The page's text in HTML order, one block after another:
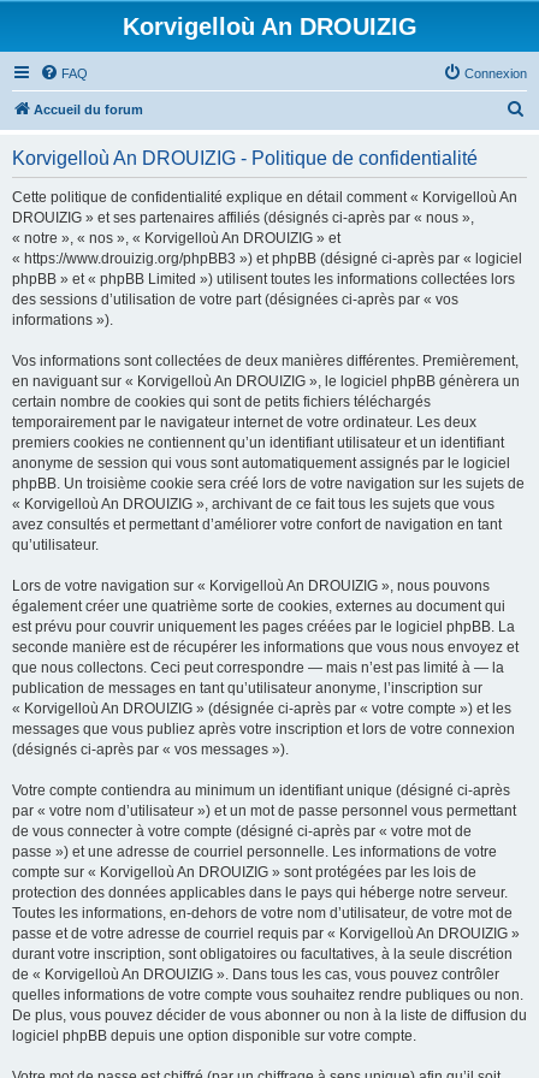
Korvigelloù An DROUIZIG
FAQ Connexion
Accueil du forum
Korvigelloù An DROUIZIG - Politique de confidentialité
Cette politique de confidentialité explique en détail comment « Korvigelloù An
DROUIZIG » et ses partenaires affiliés (désignés ci-après par « nous »,
« notre », « nos », « Korvigelloù An DROUIZIG » et
« https://www.drouizig.org/phpBB3 ») et phpBB (désigné ci-après par « logiciel
phpBB » et « phpBB Limited ») utilisent toutes les informations collectées lors
des sessions d’utilisation de votre part (désignées ci-après par « vos
informations »).
Vos informations sont collectées de deux manières différentes. Premièrement,
en naviguant sur « Korvigelloù An DROUIZIG », le logiciel phpBB génèrera un
certain nombre de cookies qui sont de petits fichiers téléchargés
temporairement par le navigateur internet de votre ordinateur. Les deux
premiers cookies ne contiennent qu’un identifiant utilisateur et un identifiant
anonyme de session qui vous sont automatiquement assignés par le logiciel
phpBB. Un troisième cookie sera créé lors de votre navigation sur les sujets de
« Korvigelloù An DROUIZIG », archivant de ce fait tous les sujets que vous
avez consultés et permettant d’améliorer votre confort de navigation en tant
qu’utilisateur.
Lors de votre navigation sur « Korvigelloù An DROUIZIG », nous pouvons
également créer une quatrième sorte de cookies, externes au document qui
est prévu pour couvrir uniquement les pages créées par le logiciel phpBB. La
seconde manière est de récupérer les informations que vous nous envoyez et
que nous collectons. Ceci peut correspondre — mais n’est pas limité à — la
publication de messages en tant qu’utilisateur anonyme, l’inscription sur
« Korvigelloù An DROUIZIG » (désignée ci-après par « votre compte ») et les
messages que vous publiez après votre inscription et lors de votre connexion
(désignés ci-après par « vos messages »).
Votre compte contiendra au minimum un identifiant unique (désigné ci-après
par « votre nom d’utilisateur ») et un mot de passe personnel vous permettant
de vous connecter à votre compte (désigné ci-après par « votre mot de
passe ») et une adresse de courriel personnelle. Les informations de votre
compte sur « Korvigelloù An DROUIZIG » sont protégées par les lois de
protection des données applicables dans le pays qui héberge notre serveur.
Toutes les informations, en-dehors de votre nom d’utilisateur, de votre mot de
passe et de votre adresse de courriel requis par « Korvigelloù An DROUIZIG »
durant votre inscription, sont obligatoires ou facultatives, à la seule discrétion
de « Korvigelloù An DROUIZIG ». Dans tous les cas, vous pouvez contrôler
quelles informations de votre compte vous souhaitez rendre publiques ou non.
De plus, vous pouvez décider de vous abonner ou non à la liste de diffusion du
logiciel phpBB depuis une option disponible sur votre compte.